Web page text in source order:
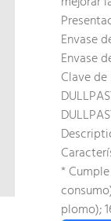
Envase
Envase
Clave
*
plomo);